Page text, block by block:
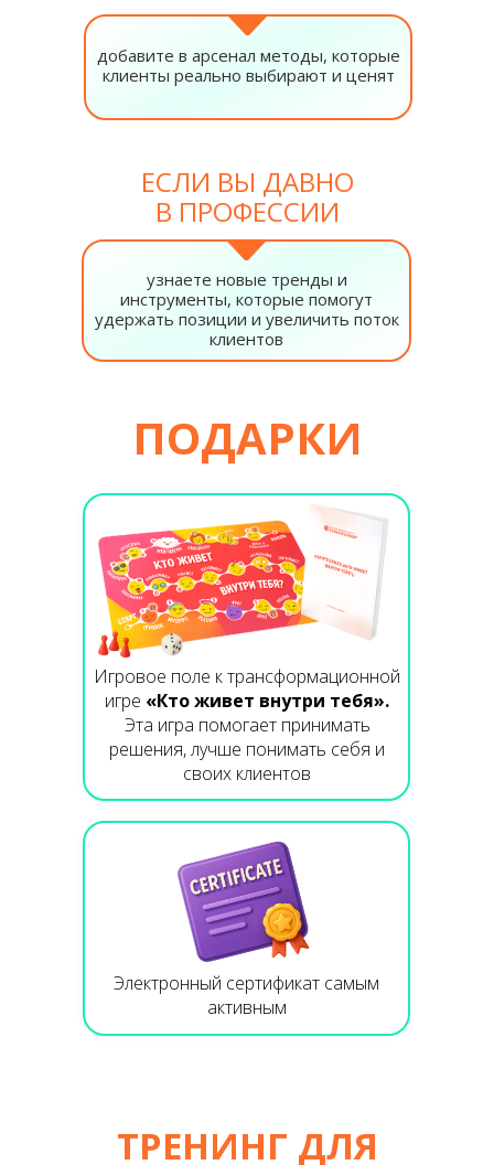
узнаете новые тренды и
инструменты, которые помогут
удержать позиции и увеличить поток
клиентов
добавите в арсенал методы, которые
клиенты реально выбирают и ценят
ЕСЛИ ВЫ ДАВНО
В ПРОФЕССИИ
Игровое поле к трансформационной
игре «Кто живет внутри тебя».
Эта игра помогает принимать
решения, лучше понимать себя и
своих клиентов
Электронный сертификат самым
активным
ПОДАРКИ
ТРЕНИНГ ДЛЯ